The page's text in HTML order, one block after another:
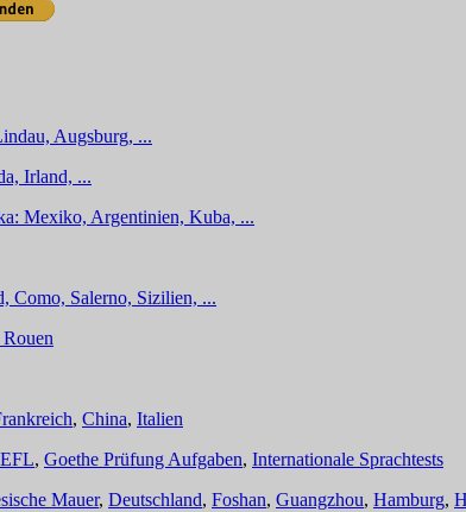
Augsburg, ...
Irland, ...
Mexiko, Argentinien, Kuba, ...
Como, Salerno, Sizilien, ...
, China, Italien
, Goethe Prüfung Aufgaben, Internationale Sprachtests
Mauer, Deutschland, Foshan, Guangzhou, Hamburg,